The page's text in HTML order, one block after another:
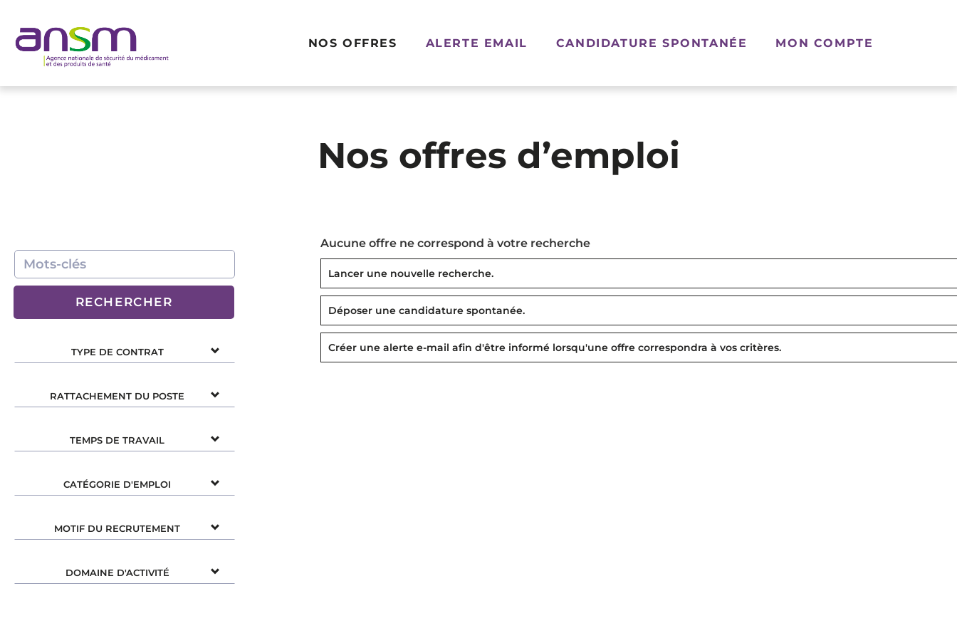
NOS OFFRES ALERTE EMAIL CANDIDATURE SPONTANÉE MON COMPTE
Nos offres d’emploi
RECHERCHER
TYPE DE CONTRAT
RATTACHEMENT DU POSTE
TEMPS DE TRAVAIL
CATÉGORIE D'EMPLOI
MOTIF DU RECRUTEMENT
DOMAINE D'ACTIVITÉ
Aucune offre ne correspond à votre recherche
Lancer une nouvelle recherche.
Déposer une candidature spontanée.
Créer une alerte e-mail afin d'être informé lorsqu'une offre correspondra à vos critères.